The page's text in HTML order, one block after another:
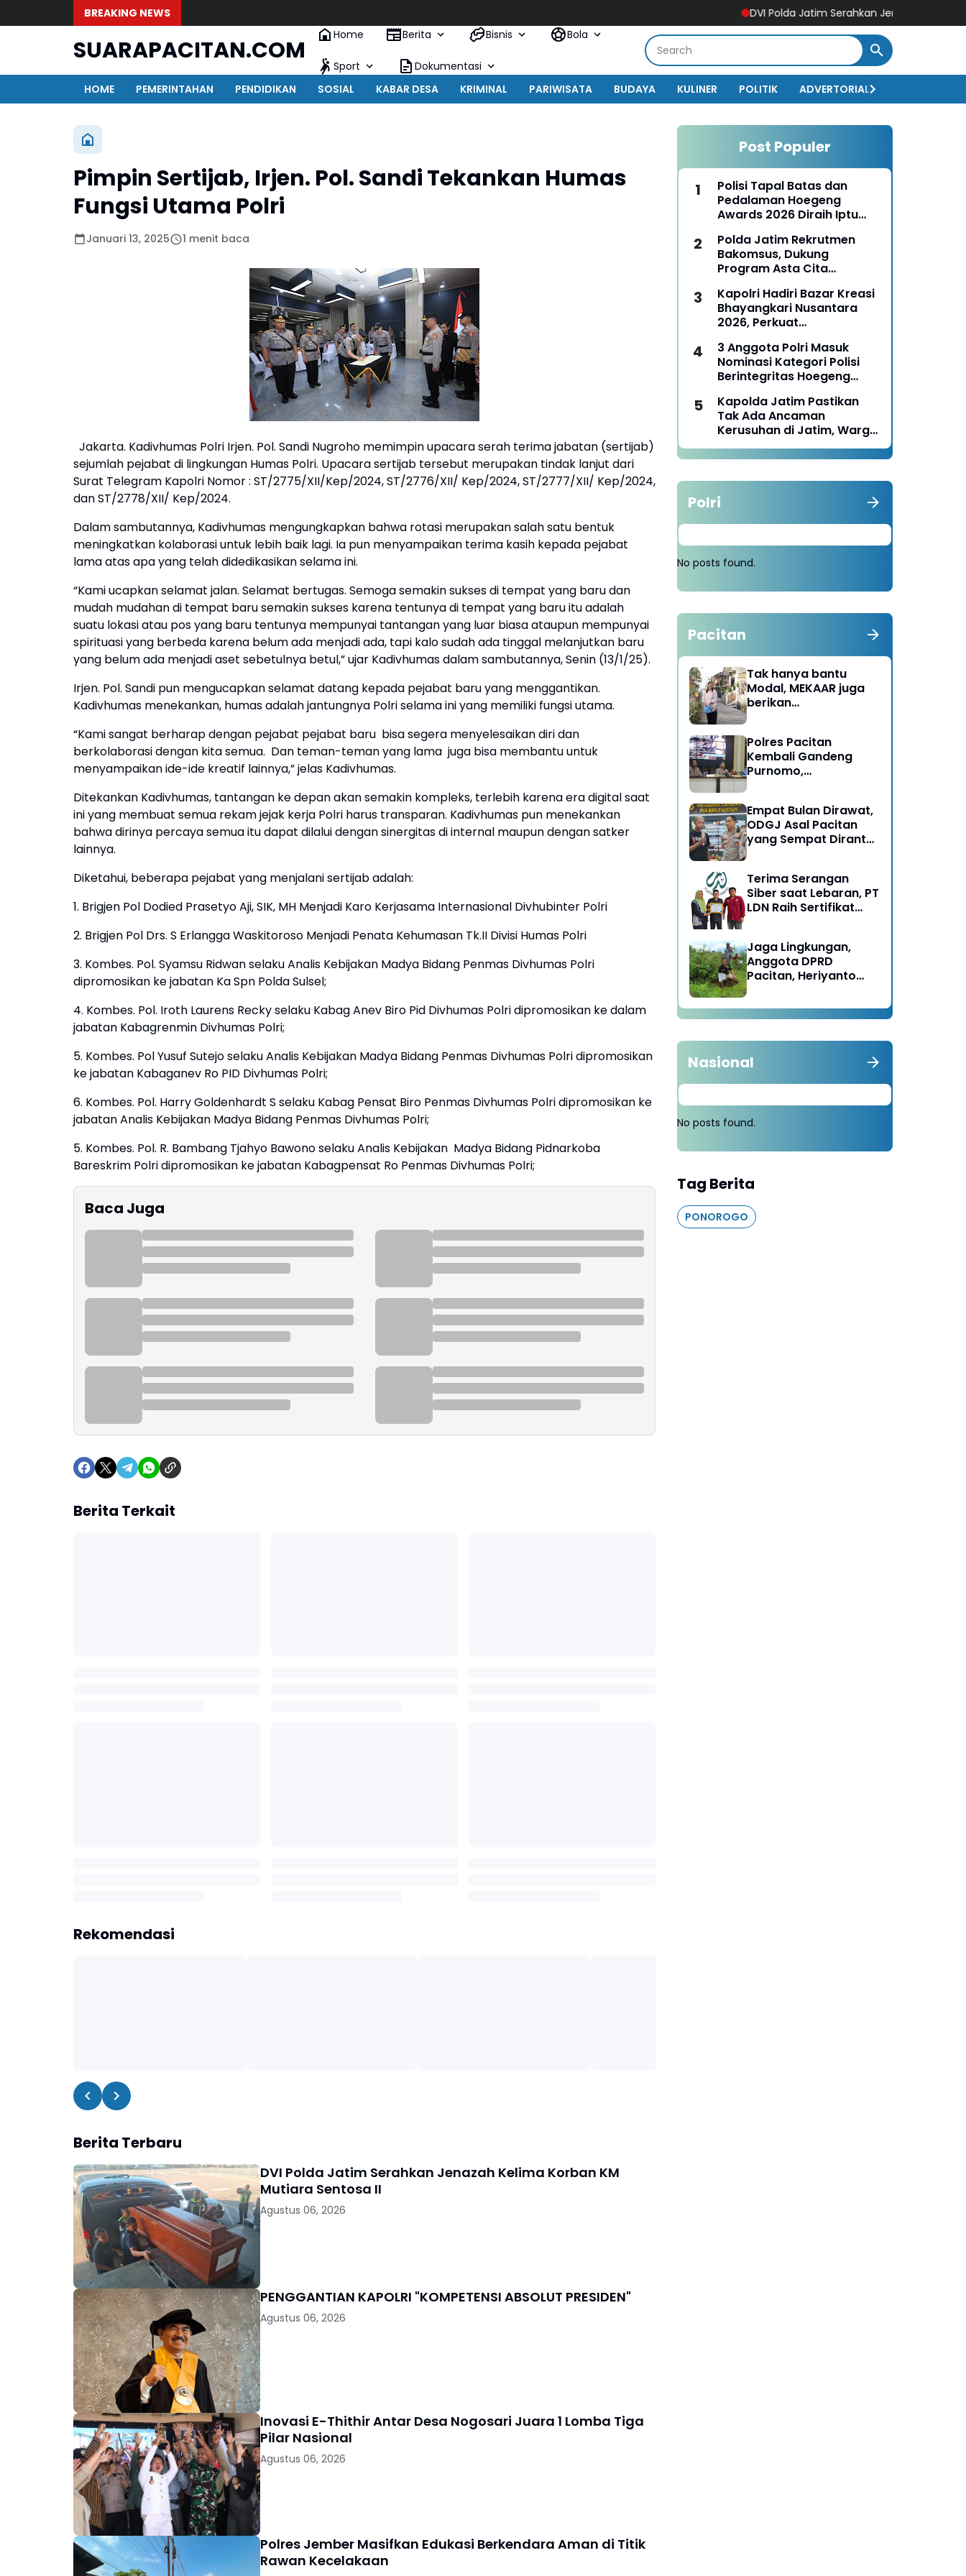
BREAKING NEWS DVI Polda Jatim Serahkan Jenazah Kelima Korban
SUARAPACITAN.COM
Home Berita Bisnis Bola
Sport
Dokumentasi
HOME
PEMERINTAHAN PENDIDIKAN SOSIAL KABAR DESA KRIMINAL PARIWISATA BUDAYA KULINER POLITIK ADVERTORIAL
Pimpin Sertijab, Irjen. Pol. Sandi Tekankan Humas
Fungsi Utama Polri
Januari 13, 2025 1 menit baca
Jakarta. Kadivhumas Polri Irjen. Pol. Sandi Nugroho memimpin upacara serah terima jabatan (sertijab)
sejumlah pejabat di lingkungan Humas Polri. Upacara sertijab tersebut merupakan tindak lanjut dari
Surat Telegram Kapolri Nomor : ST/2775/XII/Kep/2024, ST/2776/XII/ Kep/2024, ST/2777/XII/ Kep/2024,
dan ST/2778/XII/ Kep/2024.
Dalam sambutannya, Kadivhumas mengungkapkan bahwa rotasi merupakan salah satu bentuk
meningkatkan kolaborasi untuk lebih baik lagi. Ia pun menyampaikan terima kasih kepada pejabat
lama atas apa yang telah didedikasikan selama ini.
“Kami ucapkan selamat jalan. Selamat bertugas. Semoga semakin sukses di tempat yang baru dan
mudah mudahan di tempat baru semakin sukses karena tentunya di tempat yang baru itu adalah
suatu lokasi atau pos yang baru tentunya mempunyai tantangan yang luar biasa ataupun mempunyai
spirituasi yang berbeda karena belum ada menjadi ada, tapi kalo sudah ada tinggal melanjutkan baru
yang belum ada menjadi aset sebetulnya betul,” ujar Kadivhumas dalam sambutannya, Senin (13/1/25).
Irjen. Pol. Sandi pun mengucapkan selamat datang kepada pejabat baru yang menggantikan.
Kadivhumas menekankan, humas adalah jantungnya Polri selama ini yang memiliki fungsi utama.
“Kami sangat berharap dengan pejabat pejabat baru bisa segera menyelesaikan diri dan
berkolaborasi dengan kita semua. Dan teman-teman yang lama juga bisa membantu untuk
menyampaikan ide-ide kreatif lainnya,” jelas Kadivhumas.
Ditekankan Kadivhumas, tantangan ke depan akan semakin kompleks, terlebih karena era digital saat
ini yang membuat semua rekam jejak kerja Polri harus transparan. Kadivhumas pun menekankan
bahwa dirinya percaya semua itu dapat dilalui dengan sinergitas di internal maupun dengan satker
lainnya.
Diketahui, beberapa pejabat yang menjalani sertijab adalah:
1. Brigjen Pol Dodied Prasetyo Aji, SIK, MH Menjadi Karo Kerjasama Internasional Divhubinter Polri
2. Brigjen Pol Drs. S Erlangga Waskitoroso Menjadi Penata Kehumasan Tk.II Divisi Humas Polri
3. Kombes. Pol. Syamsu Ridwan selaku Analis Kebijakan Madya Bidang Penmas Divhumas Polri
dipromosikan ke jabatan Ka Spn Polda Sulsel;
4. Kombes. Pol. Iroth Laurens Recky selaku Kabag Anev Biro Pid Divhumas Polri dipromosikan ke dalam
jabatan Kabagrenmin Divhumas Polri;
5. Kombes. Pol Yusuf Sutejo selaku Analis Kebijakan Madya Bidang Penmas Divhumas Polri dipromosikan
ke jabatan Kabaganev Ro PID Divhumas Polri;
6. Kombes. Pol. Harry Goldenhardt S selaku Kabag Pensat Biro Penmas Divhumas Polri dipromosikan ke
jabatan Analis Kebijakan Madya Bidang Penmas Divhumas Polri;
5. Kombes. Pol. R. Bambang Tjahyo Bawono selaku Analis Kebijakan Madya Bidang Pidnarkoba
Bareskrim Polri dipromosikan ke jabatan Kabagpensat Ro Penmas Divhumas Polri;
Baca Juga
Berita Terkait
Rekomendasi
Berita Terbaru
DVI Polda Jatim Serahkan Jenazah Kelima Korban KM
Mutiara Sentosa II
Agustus 06, 2026
PENGGANTIAN KAPOLRI "KOMPETENSI ABSOLUT PRESIDEN"
Agustus 06, 2026
Inovasi E-Thithir Antar Desa Nogosari Juara 1 Lomba Tiga
Pilar Nasional
Agustus 06, 2026
Polres Jember Masifkan Edukasi Berkendara Aman di Titik
Rawan Kecelakaan
Post Populer
Polisi Tapal Batas dan
Pedalaman Hoegeng
Awards 2026 Diraih Iptu
Pengabdian Humanis di
Nduga
Polda Jatim Rekrutmen
Bakomsus, Dukung
Program Asta Cita
Kapolri Hadiri Bazar Kreasi
Bhayangkari Nusantara
2026, Perkuat
Budaya Lokal
3 Anggota Polri Masuk
Nominasi Kategori Polisi
Berintegritas Hoegeng
Kapolda Jatim Pastikan
Tak Ada Ancaman
Kerusuhan di Jatim, Warga
Diminta Tak Percaya Hoaks
Polri
No posts found.
Pacitan
Tak hanya bantu
Modal, MEKAAR juga
berikan
Dapur Tetap Ngebul
Polres Pacitan
Kembali Gandeng
Purnomo,
Rehabilitasi
Empat Bulan Dirawat,
ODGJ Asal Pacitan
yang Sempat Dirantai
Terima Serangan
Siber saat Lebaran, PT
LDN Raih Sertifikat
Karesidenan Madiun
Raya
Jaga Lingkungan,
Anggota DPRD
Pacitan, Heriyanto
Tebang 100 Pohon
diganti Tanam 1000
Nasional
No posts found.
Tag Berita
PONOROGO